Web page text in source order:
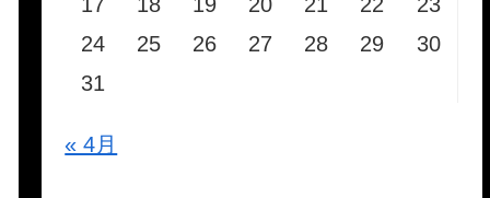
24
25 26 27 28 29
30
31
« 4月